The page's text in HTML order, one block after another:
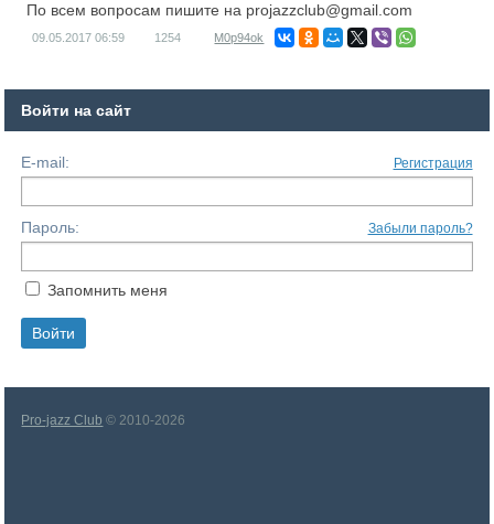
По всем вопросам пишите на projazzclub@gmail.com
09.05.2017 06:59 1254 M0p94ok
Войти на сайт
E-mail: Регистрация
Пароль: Забыли пароль?
Запомнить меня
Pro-jazz Club © 2010-2026